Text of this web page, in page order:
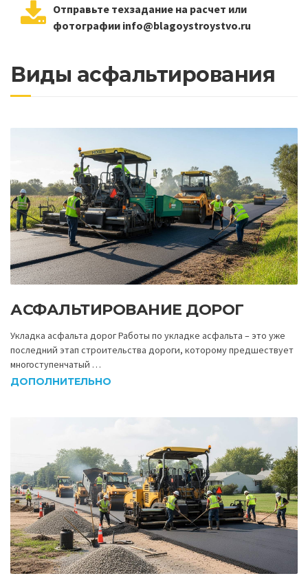
Отправьте техзадание на расчет или
фотографии info@blagoystroystvo.ru
Виды асфальтирования
АСФАЛЬТИРОВАНИЕ ДОРОГ
Укладка асфальта дорог Работы по укладке асфальта – это уже
последний этап строительства дороги, которому предшествует
многоступенчатый …
ДОПОЛНИТЕЛЬНО